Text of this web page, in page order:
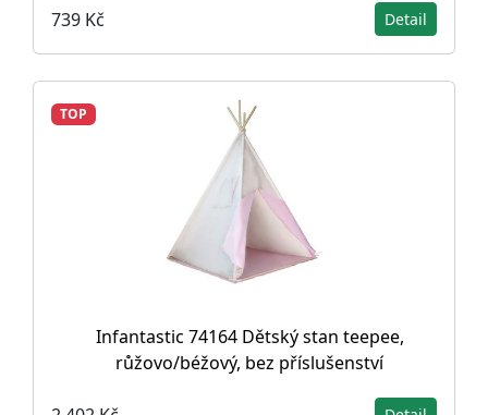
739 Kč Detail
TOP
Infantastic 74164 Dětský stan teepee,
růžovo/béžový, bez příslušenství